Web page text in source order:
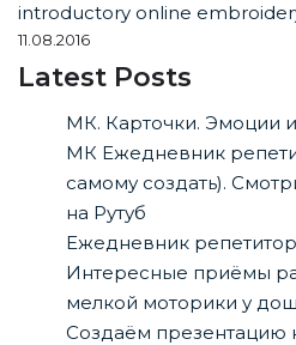
introductory online
11.08.2016
Latest Posts
МК. Карточки. Эмоции и
МК Ежедневник
самому создать).
на Рутуб
Ежедневник
Интересные приёмы
мелкой моторики у
Создаём презентацию